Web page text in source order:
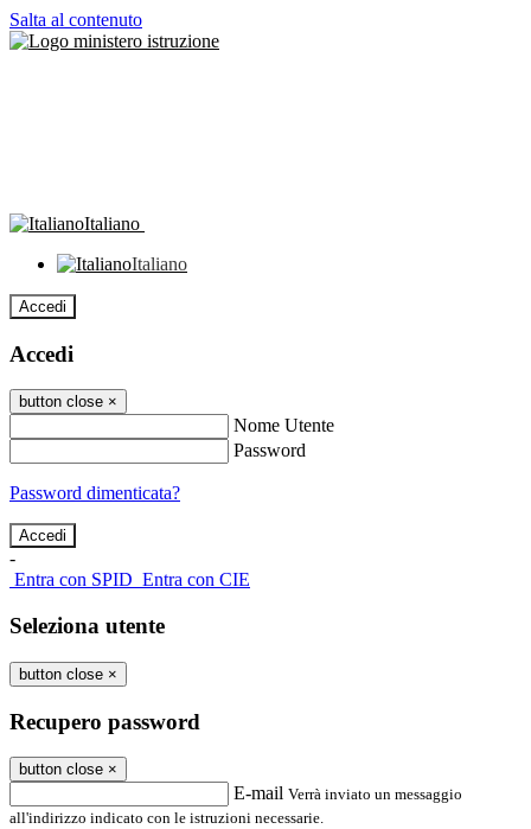
Salta al contenuto
Italiano
Italiano
Accedi
Accedi
button close ×
Nome Utente
Password
Password dimenticata?
-
Entra con SPID Entra con CIE
Seleziona utente
button close ×
Recupero password
button close ×
E-mail Verrà inviato un messaggio
all'indirizzo indicato con le istruzioni necessarie.